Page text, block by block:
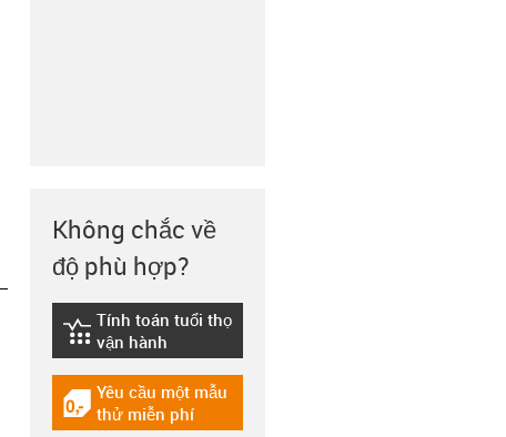
Không chắc về
độ phù hợp?
igus-icon-lebensdauerrechner
Tính toán tuổi thọ
vận hành
igus-icon-gratismuster
Yêu cầu một mẫu
thử miễn phí